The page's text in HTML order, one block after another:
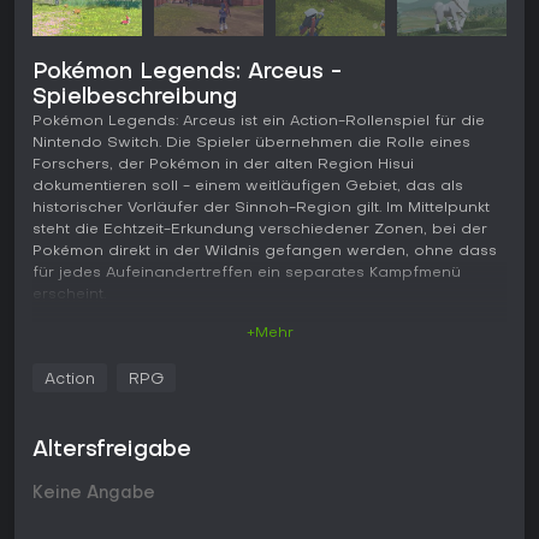
Pokémon Legends: Arceus -
Spielbeschreibung
Pokémon Legends: Arceus ist ein Action-Rollenspiel für die
Nintendo Switch. Die Spieler übernehmen die Rolle eines
Forschers, der Pokémon in der alten Region Hisui
dokumentieren soll - einem weitläufigen Gebiet, das als
historischer Vorläufer der Sinnoh-Region gilt. Im Mittelpunkt
steht die Echtzeit-Erkundung verschiedener Zonen, bei der
Pokémon direkt in der Wildnis gefangen werden, ohne dass
für jedes Aufeinandertreffen ein separates Kampfmenü
erscheint.
verschiedenen Poké Bällen zu fangen. Die Steuerung fühlt
oder sich vor dem Kontakt strategisch zu positionieren.
+Mehr
Action RPG
Altersfreigabe
Keine Angabe